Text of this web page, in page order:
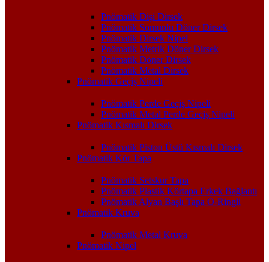
Pnömatik Dişi Dirsek
Pnömatik Somunlu Döner Dirsek
Pnömatik Dirsek Nipel
Pnömatik Metrik Döner Dirsek
Pnömatik Döner Dirsek
Pnömatik Metal Dirsek
Pnömatik Geçiş Nipeli
Pnömatik Perde Geçiş Nipeli
Pnömatik Metal Perde Geçiş Nipeli
Pnömatik Kısmalı Dirsek
Pnömatik Piston Üstü Kısmalı Dirsek
Pnömatik Kör Tapa
Pnömatik Setskur Tapa
Pnömatik Plastik Körtapa Erkek Bağlantı
Pnömatik Alyan Başlı Tapa O-Ringli
Pnömatik Kruva
Pnömatik Metal Kruva
Pnömatik Nipel